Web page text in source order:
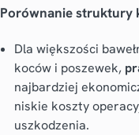
Porównanie struktury
Dla większości
koców i poszewek,
najbardziej
niskie koszty
uszkodzenia.